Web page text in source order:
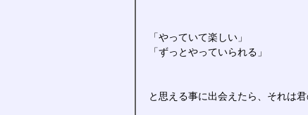
「やっていて楽しい」
「ずっとやっていられる」
と思える事に出会えたら、それは君